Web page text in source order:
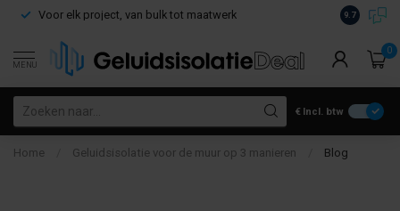
Voor elk project, van bulk tot maatwerk Gratis
9.7
MENU
0
€ Incl. btw
Home Geluidsisolatie voor de muur op 3 manieren Blog